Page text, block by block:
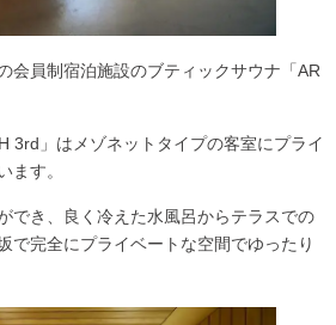
会員制宿泊施設のブティックサウナ「AR
3rd」は メゾネットタイプの客室にプライ
ます。
でき、良く冷えた水風呂からテラスでの
で完全にプライベートな空間でゆったり